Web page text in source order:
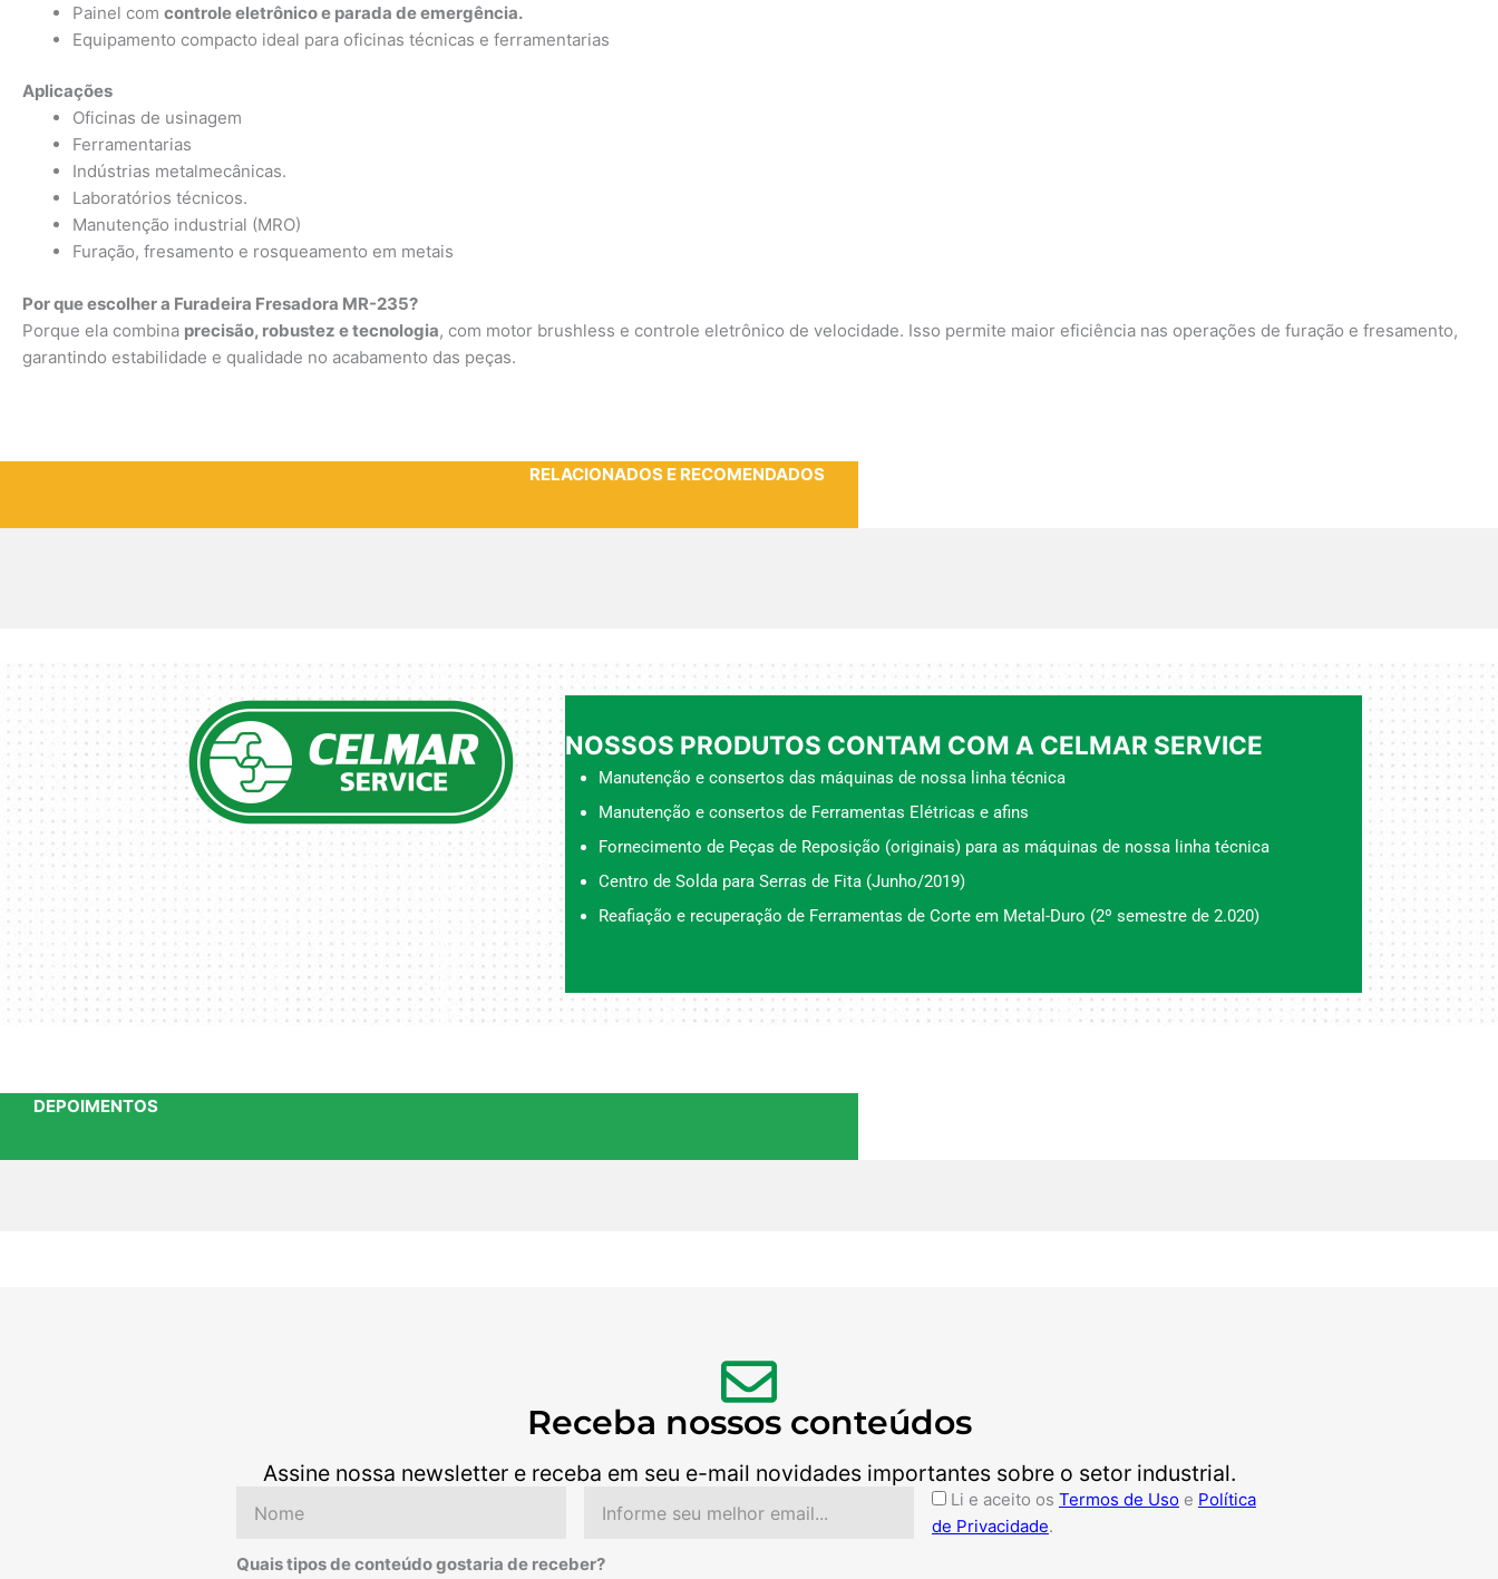
Painel com controle eletrônico e parada de emergência.
Equipamento compacto ideal para oficinas técnicas e ferramentarias
Aplicações
Oficinas de usinagem
Ferramentarias
Indústrias metalmecânicas.
Laboratórios técnicos.
Manutenção industrial (MRO)
Furação, fresamento e rosqueamento em metais
Por que escolher a Furadeira Fresadora MR-235?
Porque ela combina precisão, robustez e tecnologia, com motor brushless e controle eletrônico de velocidade. Isso permite maior eficiência nas operações de furação e fresamento,
garantindo estabilidade e qualidade no acabamento das peças.
RELACIONADOS E RECOMENDADOS
NOSSOS PRODUTOS CONTAM COM A CELMAR SERVICE
Manutenção e consertos das máquinas de nossa linha técnica
Manutenção e consertos de Ferramentas Elétricas e afins
Fornecimento de Peças de Reposição (originais) para as máquinas de nossa linha técnica
Centro de Solda para Serras de Fita (Junho/2019)
Reafiação e recuperação de Ferramentas de Corte em Metal-Duro (2º semestre de 2.020)
DEPOIMENTOS
Receba nossos conteúdos
Assine nossa newsletter e receba em seu e-mail novidades importantes sobre o setor industrial.
Aceite
Li e aceito os Termos de Usoe Política
de Privacidade.
Quais tipos de conteúdo gostaria de receber?